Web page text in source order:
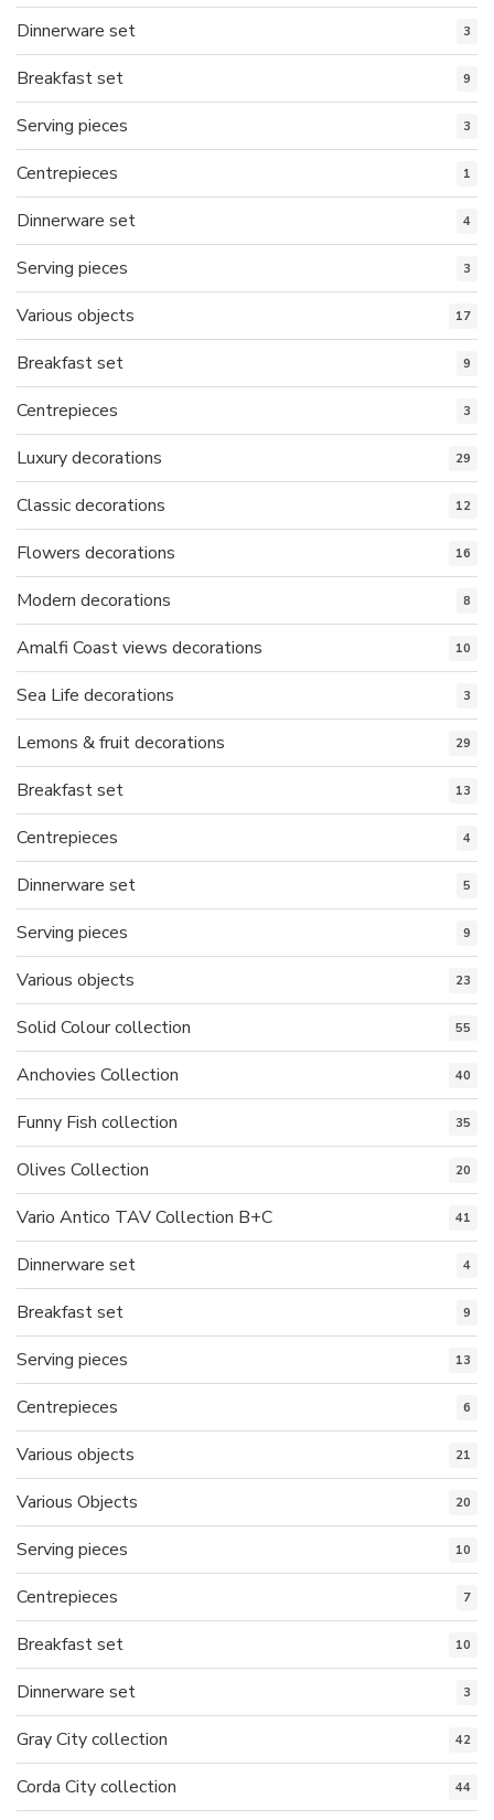
Dinnerware set 3
Breakfast set 9
Serving pieces 3
Centrepieces 1
Dinnerware set 4
Serving pieces 3
Various objects 17
Breakfast set 9
Centrepieces 3
Luxury decorations 29
Classic decorations 12
Flowers decorations 16
Modern decorations 8
Amalfi Coast views decorations 10
Sea Life decorations 3
Lemons & fruit decorations 29
Breakfast set 13
Centrepieces 4
Dinnerware set 5
Serving pieces 9
Various objects 23
Solid Colour collection 55
Anchovies Collection 40
Funny Fish collection 35
Olives Collection 20
Vario Antico TAV Collection B+C 41
Dinnerware set 4
Breakfast set 9
Serving pieces 13
Centrepieces 6
Various objects 21
Various Objects 20
Serving pieces 10
Centrepieces 7
Breakfast set 10
Dinnerware set 3
Gray City collection 42
Corda City collection 44